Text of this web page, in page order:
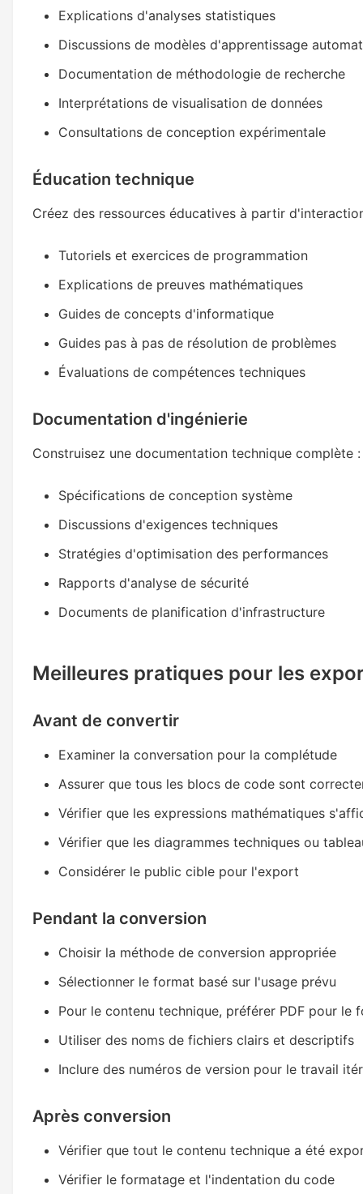
Explications d'analyses statistiques
Discussions de modèles d'apprentissage
Documentation de méthodologie de recherche
Interprétations de visualisation de données
Consultations de conception expérimentale
Éducation technique
Créez des ressources éducatives à partir
Tutoriels et exercices de programmation
Explications de preuves mathématiques
Guides de concepts d'informatique
Guides pas à pas de résolution de problèmes
Évaluations de compétences techniques
Documentation d'ingénierie
Construisez une documentation technique complète :
Spécifications de conception système
Discussions d'exigences techniques
Stratégies d'optimisation des performances
Rapports d'analyse de sécurité
Documents de planification d'infrastructure
Meilleures pratiques pour les
Avant de convertir
Examiner la conversation pour la complétude
Assurer que tous les blocs de code sont
Vérifier que les expressions mathématiques
Vérifier que les diagrammes techniques ou
Considérer le public cible pour l'export
Pendant la conversion
Choisir la méthode de conversion appropriée
Sélectionner le format basé sur l'usage prévu
Pour le contenu technique, préférer PDF pour le
Utiliser des noms de fichiers clairs et descriptifs
Inclure des numéros de version pour le travail
Après conversion
Vérifier que tout le contenu technique a été
Vérifier le formatage et l'indentation du code